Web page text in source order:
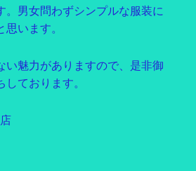
。男女問わずシンプルな服装に
います。
い魅力がありますので、是非御
ております。